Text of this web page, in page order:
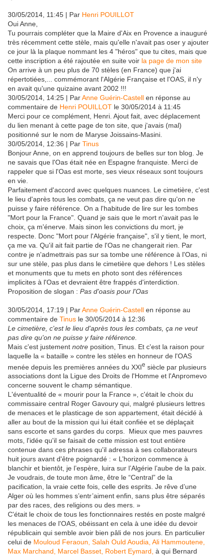
30/05/2014, 11:45 | Par Henri POUILLOT
Oui Anne,
Tu pourrais compléter que la Maire d'Aix en Provence a inauguré
très récemment cette stèle, mais qu'elle n'avait pas oser y ajouter
ce jour là la plaque nommant les 4 "héros" que tu cites, mais que
cette inscription a été rajoutée en suite voir la page de mon site
On arrive à un peu plus de 70 stèles (en France) que j'ai
répertotiées,... commémorant l'Algérie Française et l'OAS, il n'y
en avait qu'une quizaine avant 2002 !!!
30/05/2014, 14:25 | ParAnne Guérin-Castell en réponse au
commentaire de Henri POUILLOT le 30/05/2014 à 11:45
Merci pour ce complément, Henri. Ajout fait, avec déplacement
du lien menant à cette page de ton site, que j'avais (mal)
positionné sur le nom de Maryse Joissains-Masini.
30/05/2014, 12:36 | Par Tinus
Bonjour Anne, on en apprend toujours de belles sur ton blog. Je
ne savais que l'Oas était née en Espagne franquiste. Merci de
rappeler que si l'Oas est morte, ses vieux réseaux sont toujours
en vie.
Parfaitement d'accord avec quelques nuances. Le cimetière, c'est
le lieu d'après tous les combats, ça ne veut pas dire qu'on ne
puisse y faire référence. On a l'habitude de lire sur les tombes
"Mort pour la France". Quand je sais que le mort n'avait pas le
choix, ça m'énerve. Mais sinon les convictions du mort, je
respecte. Donc "Mort pour l'Algérie française", s'il y tient, le mort,
ça me va. Qu'il ait fait partie de l'Oas ne changerait rien. Par
contre je n'admettrais pas sur sa tombe une référence à l'Oas, ni
sur une stèle, pas plus dans le cimetière que dehors ! Les stèles
et monuments que tu mets en photo sont des références
implicites à l'Oas et devraient être frappés d'interdiction.
Proposition de slogan : Pas d'oasis pour l'Oas
30/05/2014, 17:19 | ParAnne Guérin-Castell en réponse au
commentaire de Tinus le 30/05/2014 à 12:36
Le cimetière, c'est le lieu d'après tous les combats, ça ne veut
pas dire qu'on ne puisse y faire référence.
Mais c'est justement notre position, Tinus. Et c'est la raison pour
laquelle la « bataille » contre les stèles en honneur de l'OAS
menée depuis les premières années du XXIe siècle par plusieurs
associations dont la Ligue des Droits de l'Homme et l'Anpromevo
concerne souvent le champ sémantique.
L'éventualité de « mourir pour la France », c'était le choix du
commissaire central Roger Gavoury qui, malgré plusieurs lettres
de menaces et le plasticage de son appartement, était décidé à
aller au bout de la mission qui lui était confiée et se déplaçait
sans escorte et sans gardes du corps. Mieux que mes pauvres
mots, l'idée qu'il se faisait de cette mission est tout entière
contenue dans ces phrases qu'il adressa à ses collaborateurs
huit jours avant d'être poignardé : « L’horizon commence à
blanchir et bientôt, je l’espère, luira sur l’Algérie l’aube de la paix.
Je voudrais, de toute mon âme, être le “Central” de la
pacification, la vraie cette fois, celle des esprits. Je rêve d’une
Alger où les hommes s’entr’aiment enfin, sans plus être séparés
par des races, des religions ou des mers. »
C'était le choix de tous les fonctionnaires restés en poste malgré
les menaces de l'OAS, obéissant en cela à une idée du devoir
républicain qui semble avoir bien pâli de nos jours. En particulier
celui de Mouloud Feraoun, Salah Ould Aoudia, Ali Hammoutene,
Max Marchand, Marcel Basset, Robert Eymard, à qui Bernard